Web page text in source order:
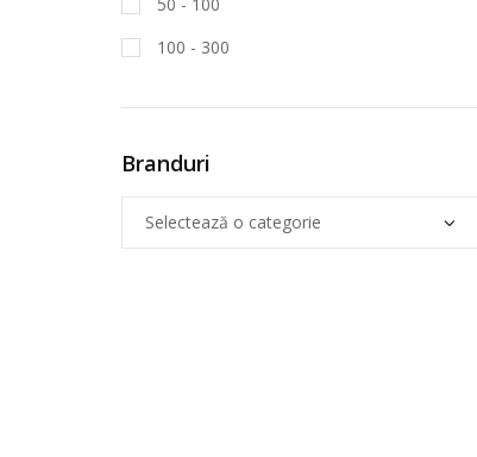
100 - 300
Branduri